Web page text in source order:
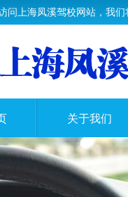
问上海凤溪驾校网站，我们
关于我们